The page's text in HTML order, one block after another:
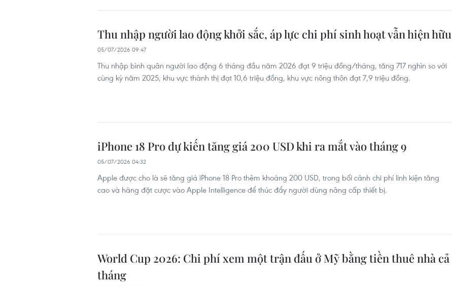
Thu nhập người lao động khởi sắc, áp lực chi phí sinh hoạt vẫn hiện hữu
05/07/2026 09:47
Thu nhập bình quân người lao động 6 tháng đầu năm 2026 đạt 9 triệu đồng/tháng, tăng 717 nghìn so với
cùng kỳ năm 2025; khu vực thành thị đạt 10,6 triệu đồng, khu vực nông thôn đạt 7,9 triệu đồng.
iPhone 18 Pro dự kiến tăng giá 200 USD khi ra mắt vào tháng 9
05/07/2026 04:32
Apple được cho là sẽ tăng giá iPhone 18 Pro thêm khoảng 200 USD, trong bối cảnh chi phí linh kiện tăng
cao và hãng đặt cược vào Apple Intelligence để thúc đẩy người dùng nâng cấp thiết bị.
World Cup 2026: Chi phí xem một trận đấu ở Mỹ bằng tiền thuê nhà cả
tháng